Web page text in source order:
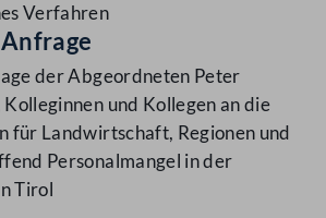
Verfahren
der Abgeordneten Peter
und Kollegen an die
für Landwirtschaft, Regionen und
Personalmangel in der
Tirol